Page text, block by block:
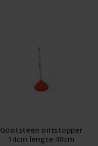
Gootsteen ontstopper
14cm lengte 40cm